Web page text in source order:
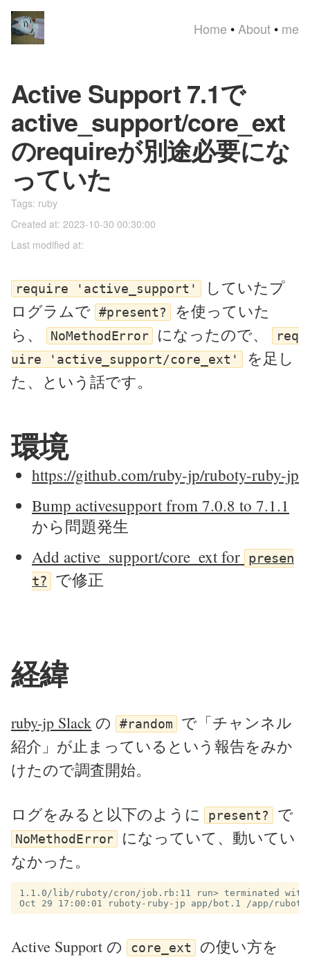
Home • About • me
Active Support 7.1で
active_support/core_ext
のrequireが別途必要にな
っていた
Tags: ruby
Created at: 2023-10-30 00:30:00
Last modified at:
require 'active_support' していたプ
ログラムで #present?
を使っていた
ら、
NoMethodError になったので、
req
uire 'active_support/core_ext' を足し
た、という話です。
環境
https://github.com/ruby-jp/ruboty-ruby-jp
Bump activesupport from 7.0.8 to 7.1.1
から問題発生
Add active_support/core_ext for presen
t?
で修正
経緯
ruby-jp Slack の #random
で「チャンネル
紹介」が止まっているという報告をみか
けたので調査開始。
ログをみると以下のように present? で
NoMethodError
になっていて、動いてい
なかった。
1.1.0/lib/ruboty/cron/job.rb:11 run> terminated
Active Support の core_ext の使い方を